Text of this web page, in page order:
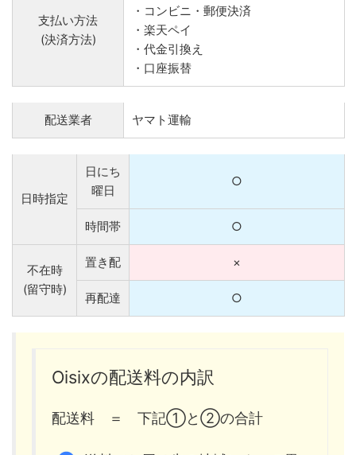
支払い方法
(決済方法)
・コンビニ・郵便決済
・楽天ペイ
・代金引換え
・口座振替
配送業者 ヤマト運輸
日時指定
日にち
曜日
○
時間帯 ○
不在時
(留守時)
置き配 ×
再配達 ○
Oisixの配送料の内訳
配送料 ＝ 下記①と②の合計